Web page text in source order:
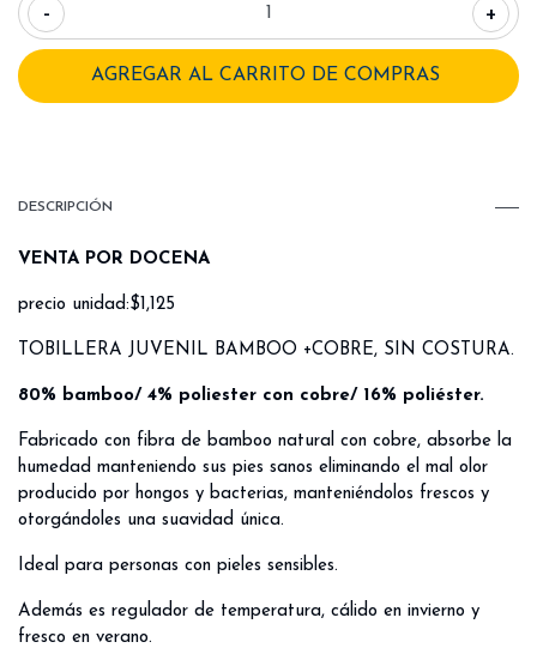
- +
DESCRIPCIÓN
VENTA POR DOCENA
precio unidad:$1,125
TOBILLERA JUVENIL BAMBOO +COBRE, SIN COSTURA.
80% bamboo/ 4% poliester con cobre/ 16% poliéster.
Fabricado con fibra de bamboo natural con cobre, absorbe la
humedad manteniendo sus pies sanos eliminando el mal olor
producido por hongos y bacterias, manteniéndolos frescos y
otorgándoles una suavidad única.
Ideal para personas con pieles sensibles.
Además es regulador de temperatura, cálido en invierno y
fresco en verano.